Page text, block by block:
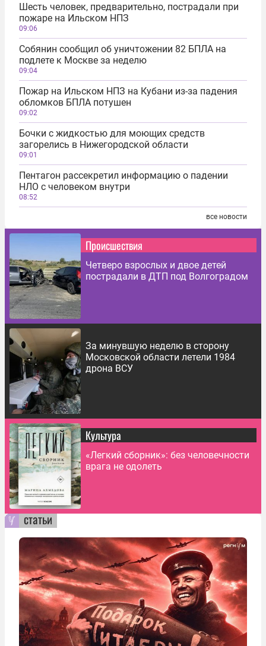
Шесть человек, предварительно, пострадали при
пожаре на Ильском НПЗ
09:06
Собянин сообщил об уничтожении 82 БПЛА на
подлете к Москве за неделю
09:04
Пожар на Ильском НПЗ на Кубани из-за падения
обломков БПЛА потушен
09:02
Бочки с жидкостью для моющих средств
загорелись в Нижегородской области
09:01
Пентагон рассекретил информацию о падении
НЛО с человеком внутри
08:52
все новости
Происшествия
Четверо взрослых и двое детей
пострадали в ДТП под Волгоградом
За минувшую неделю в сторону
Московской области летели 1984
дрона ВСУ
Культура
«Легкий сборник»: без человечности
врага не одолеть
статьи